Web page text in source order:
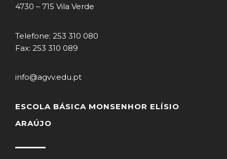
4730 – 715 Vila Verde
Telefone: 253 310 080
Fax: 253 310 089
info@agvv.edu.pt
ESCOLA BÁSICA MONSENHOR ELÍSIO
ARAÚJO